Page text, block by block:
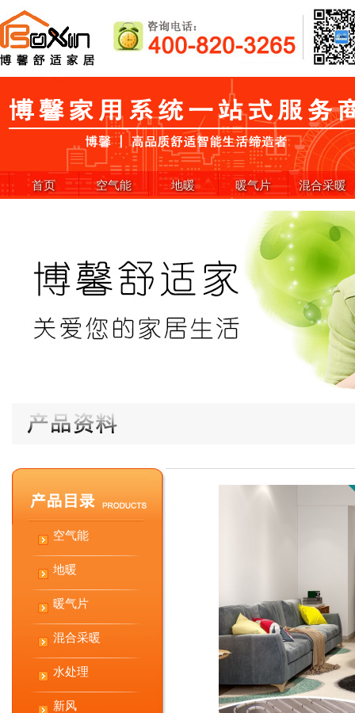
首页 空气能 地暖 暖气片 混合采暖
空气能
地暖
暖气片
混合采暖
水处理
新风